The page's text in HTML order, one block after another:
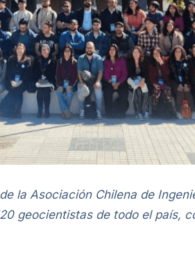
la Asociación Chilena de
geocientistas de todo el país,